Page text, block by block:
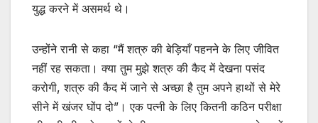
युद्ध करने में असमर्थ थे।
उन्होंने रानी से कहा “मैं शत्रु की बेड़ियाँ पहनने के लिए जीवित
नहीं रह सकता। क्या तुम मुझे शत्रु की कैद में देखना पसंद
करोगी, शत्रु की कैद में जाने से अच्छा है तुम अपने हाथों से मेरे
सीने में खंजर घोंप दो”। एक पत्नी के लिए कितनी कठिन परीक्षा